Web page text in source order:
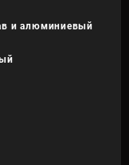
и алюминиевый